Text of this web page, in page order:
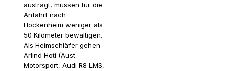
austrägt, müssen für die
Anfahrt nach
Hockenheim weniger als
50 Kilometer bewältigen.
Als Heimschläfer gehen
Arlind Hoti (Aust
Motorsport, Audi R8 LMS,